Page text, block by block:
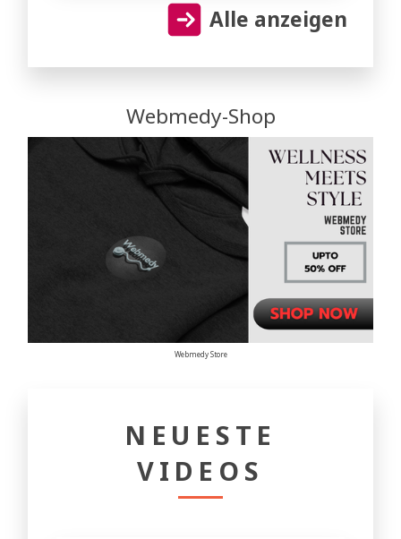
Alle anzeigen
Webmedy-Shop
Webmedy Store
NEUESTE
VIDEOS